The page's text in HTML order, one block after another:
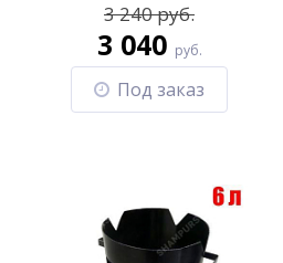
3 240 руб.
3 040 руб.
Под заказ